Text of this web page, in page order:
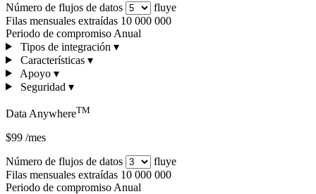
Número de flujos de datos
fluye
Filas mensuales extraídas 10 000 000
Periodo de compromiso Anual
Tipos de integración ▾
Características ▾
Apoyo ▾
Seguridad ▾
Data AnywhereTM
$99 /mes
Número de flujos de datos
fluye
Filas mensuales extraídas 10 000 000
Periodo de compromiso Anual